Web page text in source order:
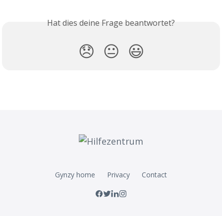
Hat dies deine Frage beantwortet?
😞 😐 😃
Gynzy home Privacy Contact